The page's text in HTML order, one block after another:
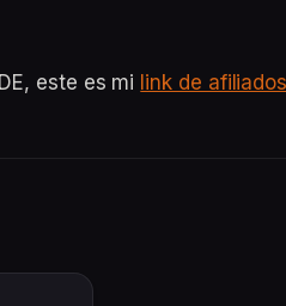
este es mi link de afiliados